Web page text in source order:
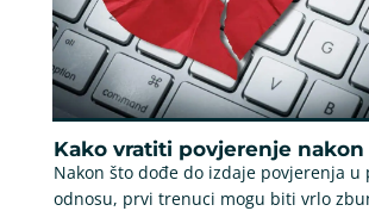
Kako vratiti povjerenje nakon
Nakon što dođe do izdaje povjerenja u
odnosu, prvi trenuci mogu biti vrlo